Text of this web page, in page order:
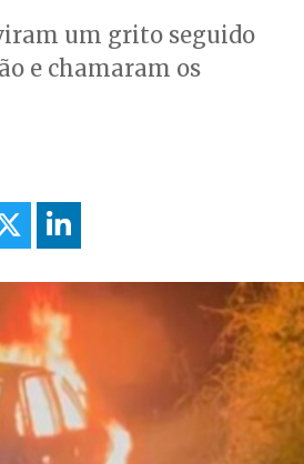
um grito seguido
e chamaram os